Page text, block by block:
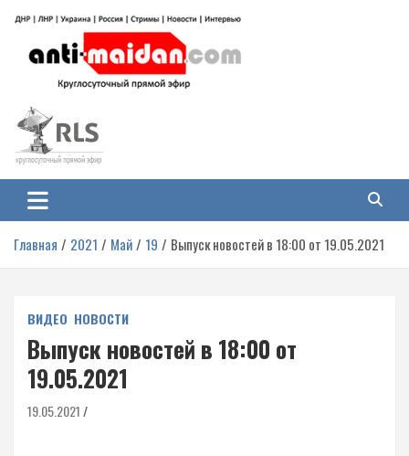
содержимому
Антимайдан: Гражданская война
на Украине
гражданской войне на Украине, включая события в Новороссии, ДНР,
ЛНР и других регионах.
Главная 2021 Май 19 Выпуск новостей в 18:00 от 19.05.2021
ВИДЕО НОВОСТИ
Выпуск новостей в 18:00 от
19.05.2021
19.05.2021